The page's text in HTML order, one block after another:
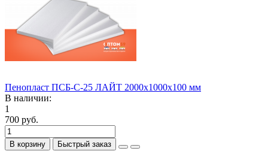
Пенопласт ПСБ-С-25 ЛАЙТ 2000х1000х100 мм
В наличии:
1
700 руб.
В корзину Быстрый заказ